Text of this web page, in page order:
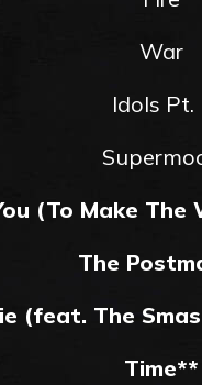
War
Idols Pt.
(To Make The
The
(feat. The
Time**